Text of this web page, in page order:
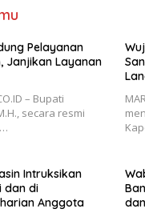
Pelayanan
Janjikan Layanan
– Bupati
secara resmi
Intruksikan
dan di
Anggota